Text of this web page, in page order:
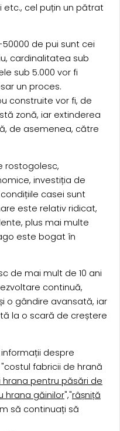
etc., cel puțin un pătrat
de pui sunt cei
cardinalitatea sub
sub 5.000 vor fi
un proces.
construite vor fi, de
zonă, iar extinderea
de asemenea, către
rostogolesc,
investiția de
casei sunt
este relativ ridicat,
plus mai multe
este bogat în
de mai mult de 10 ani
continuă,
o gândire avansată, iar
la o scară de creștere
despre
"costul fabricii de hrană
pentru păsări de
hrana găinilor","râșniță
să continuați să